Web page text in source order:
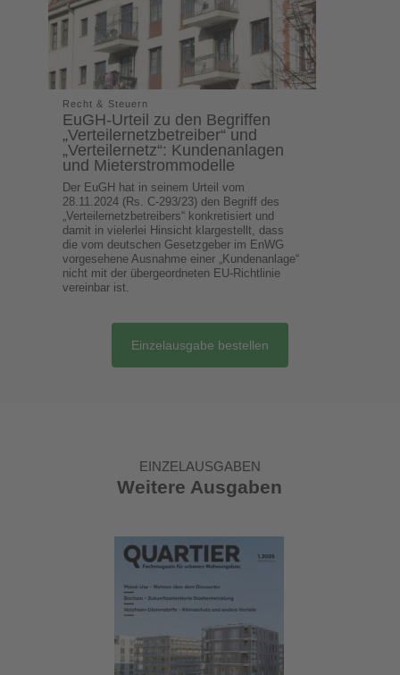
Recht & Steuern
EuGH-Urteil zu den Begriffen
„Verteilernetzbetreiber“ und
„Verteilernetz“: Kundenanlagen
und Mieterstrommodelle
Der EuGH hat in seinem Urteil vom
28.11.2024 (Rs. C-293/23) den Begriff des
„Verteilernetzbetreibers“ konkretisiert und
damit in vielerlei Hinsicht klargestellt, dass
die vom deutschen Gesetzgeber im EnWG
vorgesehene Ausnahme einer „Kundenanlage“
nicht mit der übergeordneten EU-Richtlinie
vereinbar ist.
Einzelausgabe bestellen
EINZELAUSGABEN
Weitere Ausgaben